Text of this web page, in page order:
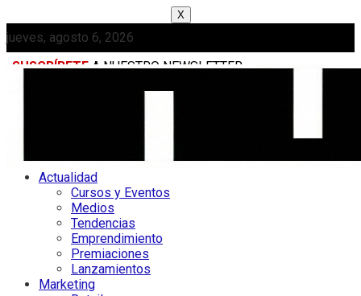
X
jueves, agosto 6, 2026
SUSCRÍBETE A NUESTRO NEWSLETTER
Actualidad
Cursos y Eventos
Medios
Tendencias
Emprendimiento
Premiaciones
Lanzamientos
Marketing